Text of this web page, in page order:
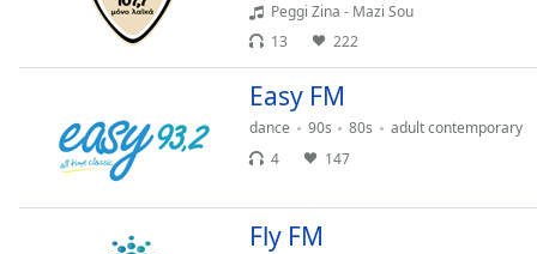
Descriptions
descriptions
off,
Peggi Zina - Mazi Sou
13
222
Easy FM
dance 90s 80s
adult contemporary
4
147
Fly FM